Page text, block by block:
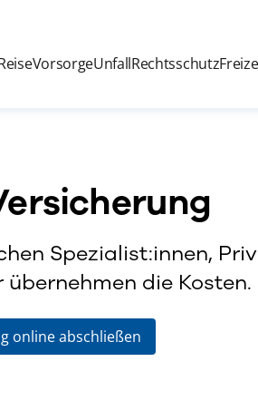
VorsorgeUnfallRechtsschutz
Spezialist:innen,
die Kosten.
online abschließen